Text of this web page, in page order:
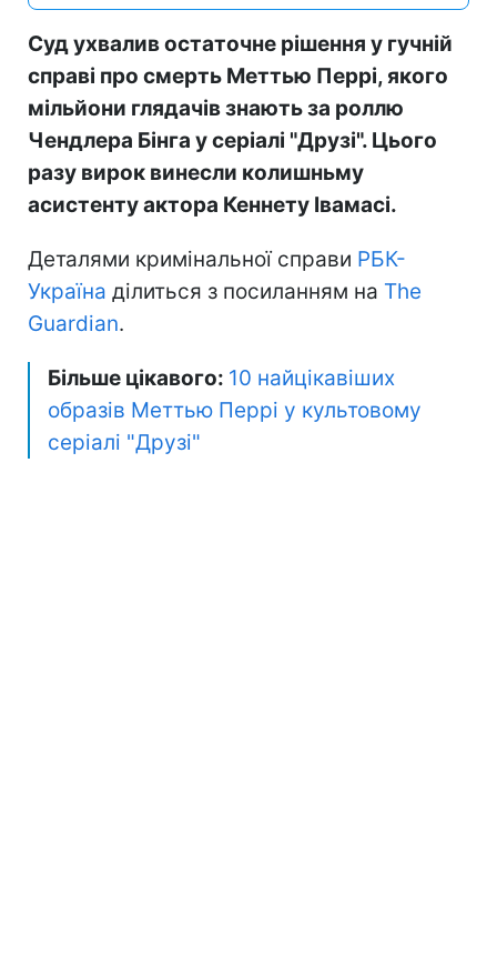
Суд ухвалив остаточне рішення у гучній
справі про смерть Меттью Перрі, якого
мільйони глядачів знають за роллю
Чендлера Бінга у серіалі "Друзі". Цього
разу вирок винесли колишньму
асистенту актора Кеннету Івамасі.
Деталями кримінальної справи РБК-
Україна ділиться з посиланням на The
Guardian.
Більше цікавого: 10 найцікавіших
образів Меттью Перрі у культовому
серіалі "Друзі"